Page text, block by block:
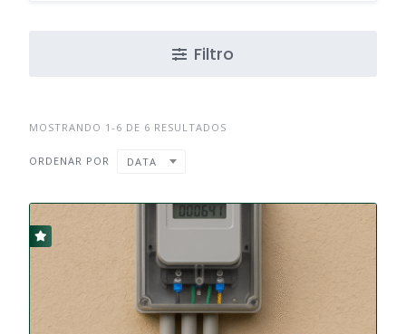
Filtro
MOSTRANDO 1-6 DE 6 RESULTADOS
ORDENAR POR DATA